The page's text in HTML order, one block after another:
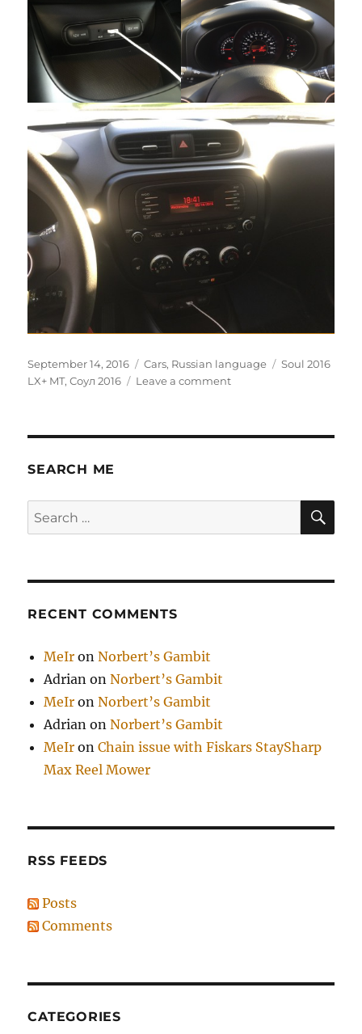
Posted
on
September 14, 2016 Categories
Cars, Russian language Tags
Soul 2016
LX+ MT,Соул 2016 Leave a commenton
SEARCH ME
Search
for:
RECENT COMMENTS
MeIr onNorbert’s Gambit
Adrian onNorbert’s Gambit
MeIr onNorbert’s Gambit
Adrian onNorbert’s Gambit
MeIr onChain issue with Fiskars StaySharp
Max Reel Mower
RSS FEEDS
Posts
Comments
CATEGORIES